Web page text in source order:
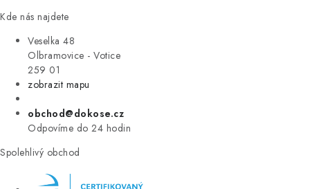
Kde nás najdete
Veselka 48
Olbramovice - Votice
259 01
zobrazit mapu
obchod@dokose.cz
Odpovíme do 24 hodin
Spolehlivý obchod
ÚKLID
VÝPRODEJ
ZNAČKY
Úvod Kontakt Blog
Moje objednávka